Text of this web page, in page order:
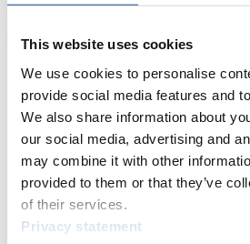
This website uses cookies
We use cookies to personalise
provide social media features and
We also share information about
our social media, advertising and
may combine it with other
provided to them or that they’ve
of their services.
Privacy statement
Foto (c) Nancie Battaglia
News